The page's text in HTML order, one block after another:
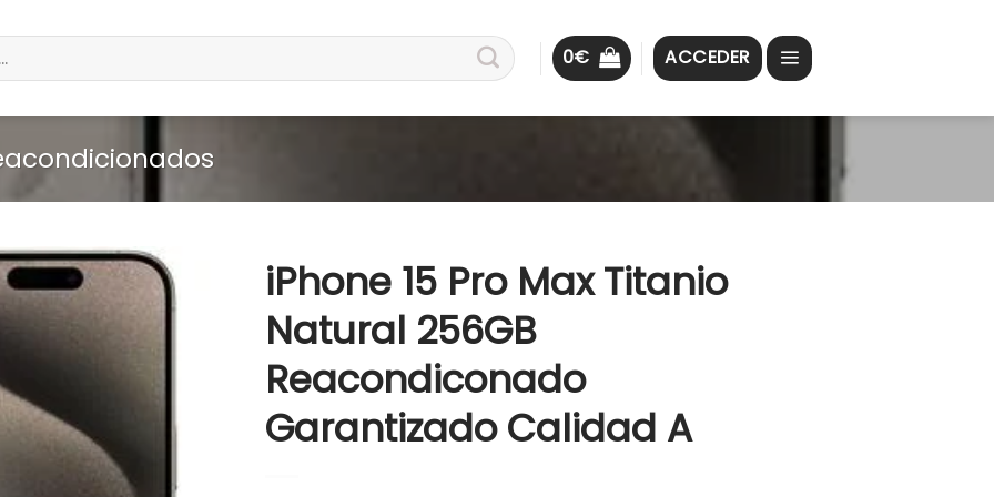
0€ ACCEDER
iPhone 15 Pro Max Titanio
Natural 256GB
Reacondiconado
Garantizado Calidad A